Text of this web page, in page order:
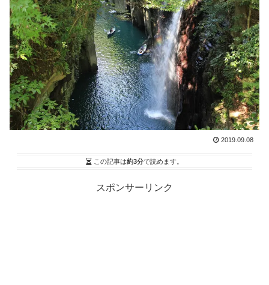
2019.09.08
この記事は約3分で読めます。
スポンサーリンク